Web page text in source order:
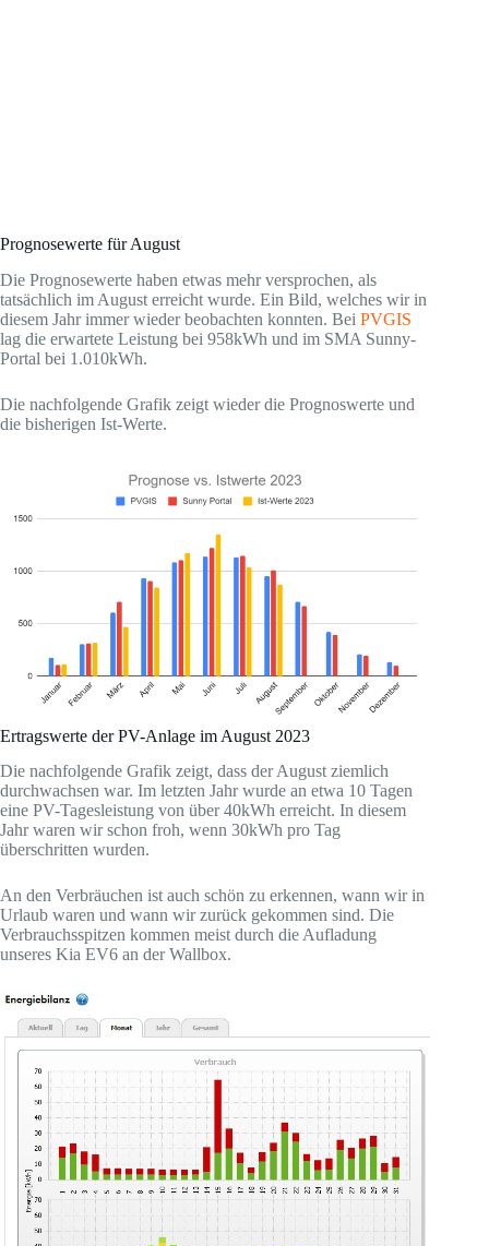
Prognosewerte für August
Die Prognosewerte haben etwas mehr versprochen, als
tatsächlich im August erreicht wurde. Ein Bild, welches wir in
diesem Jahr immer wieder beobachten konnten. Bei PVGIS
lag die erwartete Leistung bei 958kWh und im SMA Sunny-
Portal bei 1.010kWh.
Die nachfolgende Grafik zeigt wieder die Prognoswerte und
die bisherigen Ist-Werte.
Ertragswerte der PV-Anlage im August 2023
Die nachfolgende Grafik zeigt, dass der August ziemlich
durchwachsen war. Im letzten Jahr wurde an etwa 10 Tagen
eine PV-Tagesleistung von über 40kWh erreicht. In diesem
Jahr waren wir schon froh, wenn 30kWh pro Tag
überschritten wurden.
An den Verbräuchen ist auch schön zu erkennen, wann wir in
Urlaub waren und wann wir zurück gekommen sind. Die
Verbrauchsspitzen kommen meist durch die Aufladung
unseres Kia EV6 an der Wallbox.